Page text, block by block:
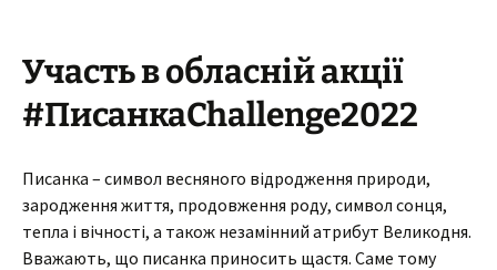
Участь в обласній акції
#ПисанкаChallenge2022
Писанка – символ весняного відродження природи,
зародження життя, продовження роду, символ сонця,
тепла і вічності, а також незамінний атрибут Великодня.
Вважають, що писанка приносить щастя. Саме тому